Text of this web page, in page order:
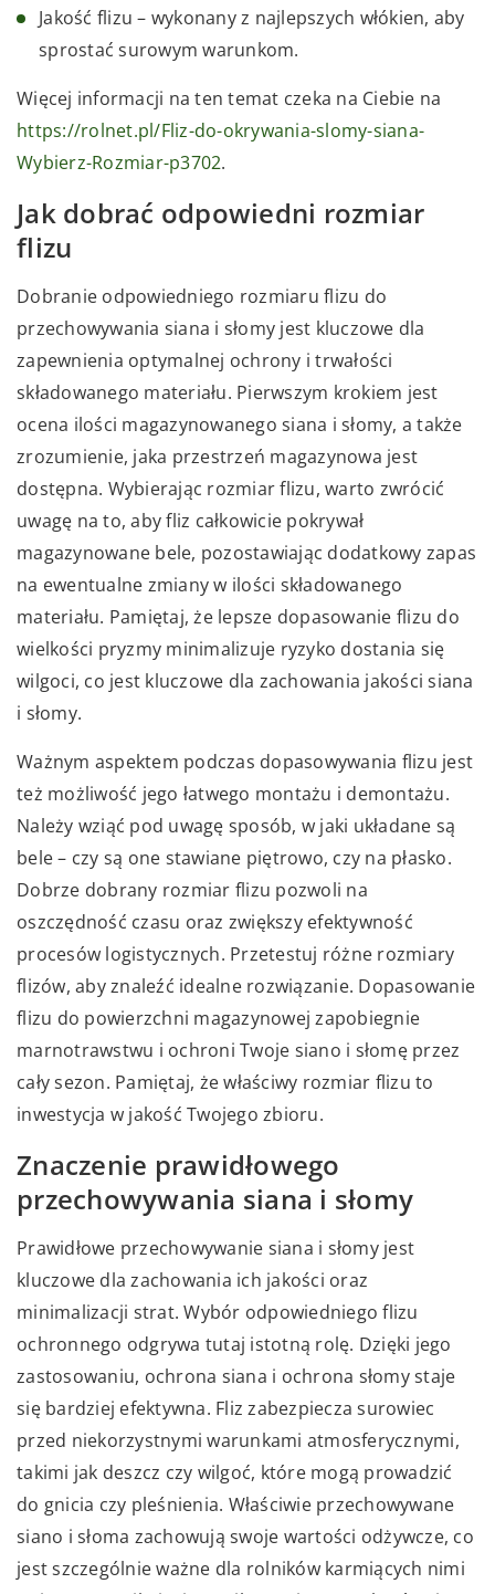
Jakość flizu – wykonany z najlepszych włókien, aby
sprostać surowym warunkom.
Więcej informacji na ten temat czeka na Ciebie na
https://rolnet.pl/Fliz-do-okrywania-slomy-siana-
Wybierz-Rozmiar-p3702.
Jak dobrać odpowiedni rozmiar
flizu
Dobranie odpowiedniego rozmiaru flizu do
przechowywania siana i słomy jest kluczowe dla
zapewnienia optymalnej ochrony i trwałości
składowanego materiału. Pierwszym krokiem jest
ocena ilości magazynowanego siana i słomy, a także
zrozumienie, jaka przestrzeń magazynowa jest
dostępna. Wybierając rozmiar flizu, warto zwrócić
uwagę na to, aby fliz całkowicie pokrywał
magazynowane bele, pozostawiając dodatkowy zapas
na ewentualne zmiany w ilości składowanego
materiału. Pamiętaj, że lepsze dopasowanie flizu do
wielkości pryzmy minimalizuje ryzyko dostania się
wilgoci, co jest kluczowe dla zachowania jakości siana
i słomy.
Ważnym aspektem podczas dopasowywania flizu jest
też możliwość jego łatwego montażu i demontażu.
Należy wziąć pod uwagę sposób, w jaki układane są
bele – czy są one stawiane piętrowo, czy na płasko.
Dobrze dobrany rozmiar flizu pozwoli na
oszczędność czasu oraz zwiększy efektywność
procesów logistycznych. Przetestuj różne rozmiary
flizów, aby znaleźć idealne rozwiązanie. Dopasowanie
flizu do powierzchni magazynowej zapobiegnie
marnotrawstwu i ochroni Twoje siano i słomę przez
cały sezon. Pamiętaj, że właściwy rozmiar flizu to
inwestycja w jakość Twojego zbioru.
Znaczenie prawidłowego
przechowywania siana i słomy
Prawidłowe przechowywanie siana i słomy jest
kluczowe dla zachowania ich jakości oraz
minimalizacji strat. Wybór odpowiedniego flizu
ochronnego odgrywa tutaj istotną rolę. Dzięki jego
zastosowaniu, ochrona siana i ochrona słomy staje
się bardziej efektywna. Fliz zabezpiecza surowiec
przed niekorzystnymi warunkami atmosferycznymi,
takimi jak deszcz czy wilgoć, które mogą prowadzić
do gnicia czy pleśnienia. Właściwie przechowywane
siano i słoma zachowują swoje wartości odżywcze, co
jest szczególnie ważne dla rolników karmiących nimi